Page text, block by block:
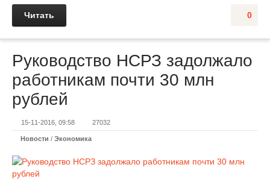
0
Читать
Руководство НСРЗ задолжало
работникам почти 30 млн
рублей
15-11-2016, 09:58 27032
Новости / Экономика